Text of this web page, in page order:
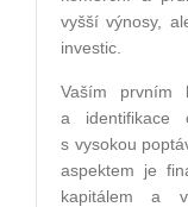
vyšší výnosy,
investic.
Vaším prvním
a identifikace
s vysokou
aspektem je
kapitálem a